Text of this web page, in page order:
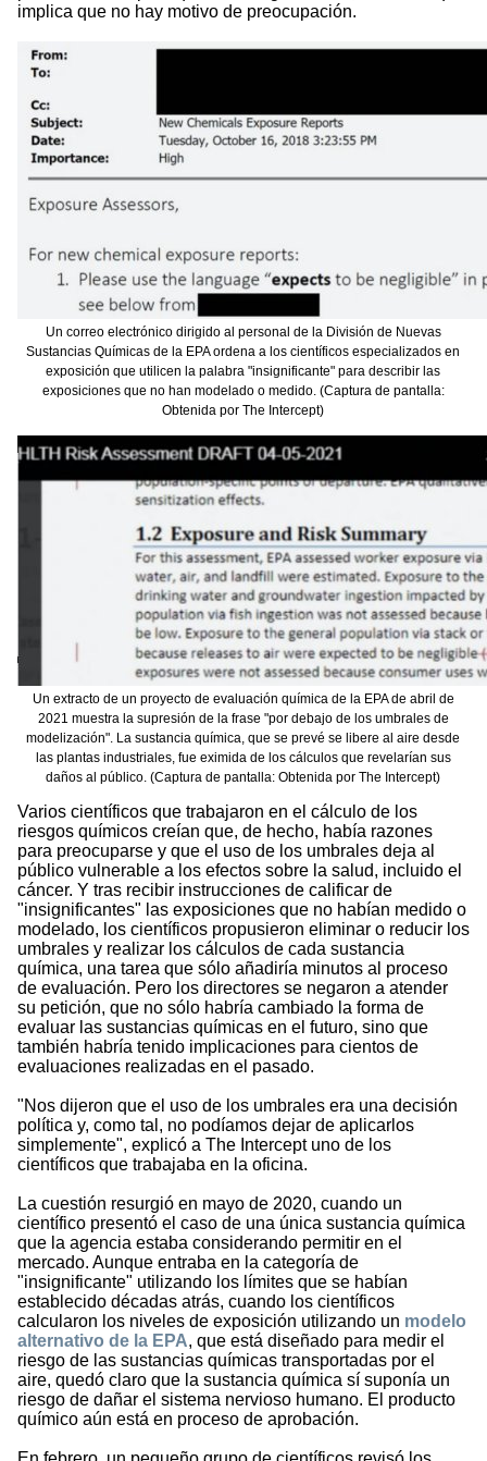
implica que no hay motivo de preocupación.
Un correo electrónico dirigido al personal de la División de Nuevas
Sustancias Químicas de la EPA ordena a los científicos especializados en
exposición que utilicen la palabra "insignificante" para describir las
exposiciones que no han modelado o medido. (Captura de pantalla:
Obtenida por The Intercept)
Un extracto de un proyecto de evaluación química de la EPA de abril de
2021 muestra la supresión de la frase "por debajo de los umbrales de
modelización". La sustancia química, que se prevé se libere al aire desde
las plantas industriales, fue eximida de los cálculos que revelarían sus
daños al público. (Captura de pantalla: Obtenida por The Intercept)
Varios científicos que trabajaron en el cálculo de los
riesgos químicos creían que, de hecho, había razones
para preocuparse y que el uso de los umbrales deja al
público vulnerable a los efectos sobre la salud, incluido el
cáncer. Y tras recibir instrucciones de calificar de
"insignificantes" las exposiciones que no habían medido o
modelado, los científicos propusieron eliminar o reducir los
umbrales y realizar los cálculos de cada sustancia
química, una tarea que sólo añadiría minutos al proceso
de evaluación. Pero los directores se negaron a atender
su petición, que no sólo habría cambiado la forma de
evaluar las sustancias químicas en el futuro, sino que
también habría tenido implicaciones para cientos de
evaluaciones realizadas en el pasado.
"Nos dijeron que el uso de los umbrales era una decisión
política y, como tal, no podíamos dejar de aplicarlos
simplemente", explicó a The Intercept uno de los
científicos que trabajaba en la oficina.
La cuestión resurgió en mayo de 2020, cuando un
científico presentó el caso de una única sustancia química
que la agencia estaba considerando permitir en el
mercado. Aunque entraba en la categoría de
"insignificante" utilizando los límites que se habían
establecido décadas atrás, cuando los científicos
calcularon los niveles de exposición utilizando un modelo
alternativo de la EPA, que está diseñado para medir el
riesgo de las sustancias químicas transportadas por el
aire, quedó claro que la sustancia química sí suponía un
riesgo de dañar el sistema nervioso humano. El producto
químico aún está en proceso de aprobación.